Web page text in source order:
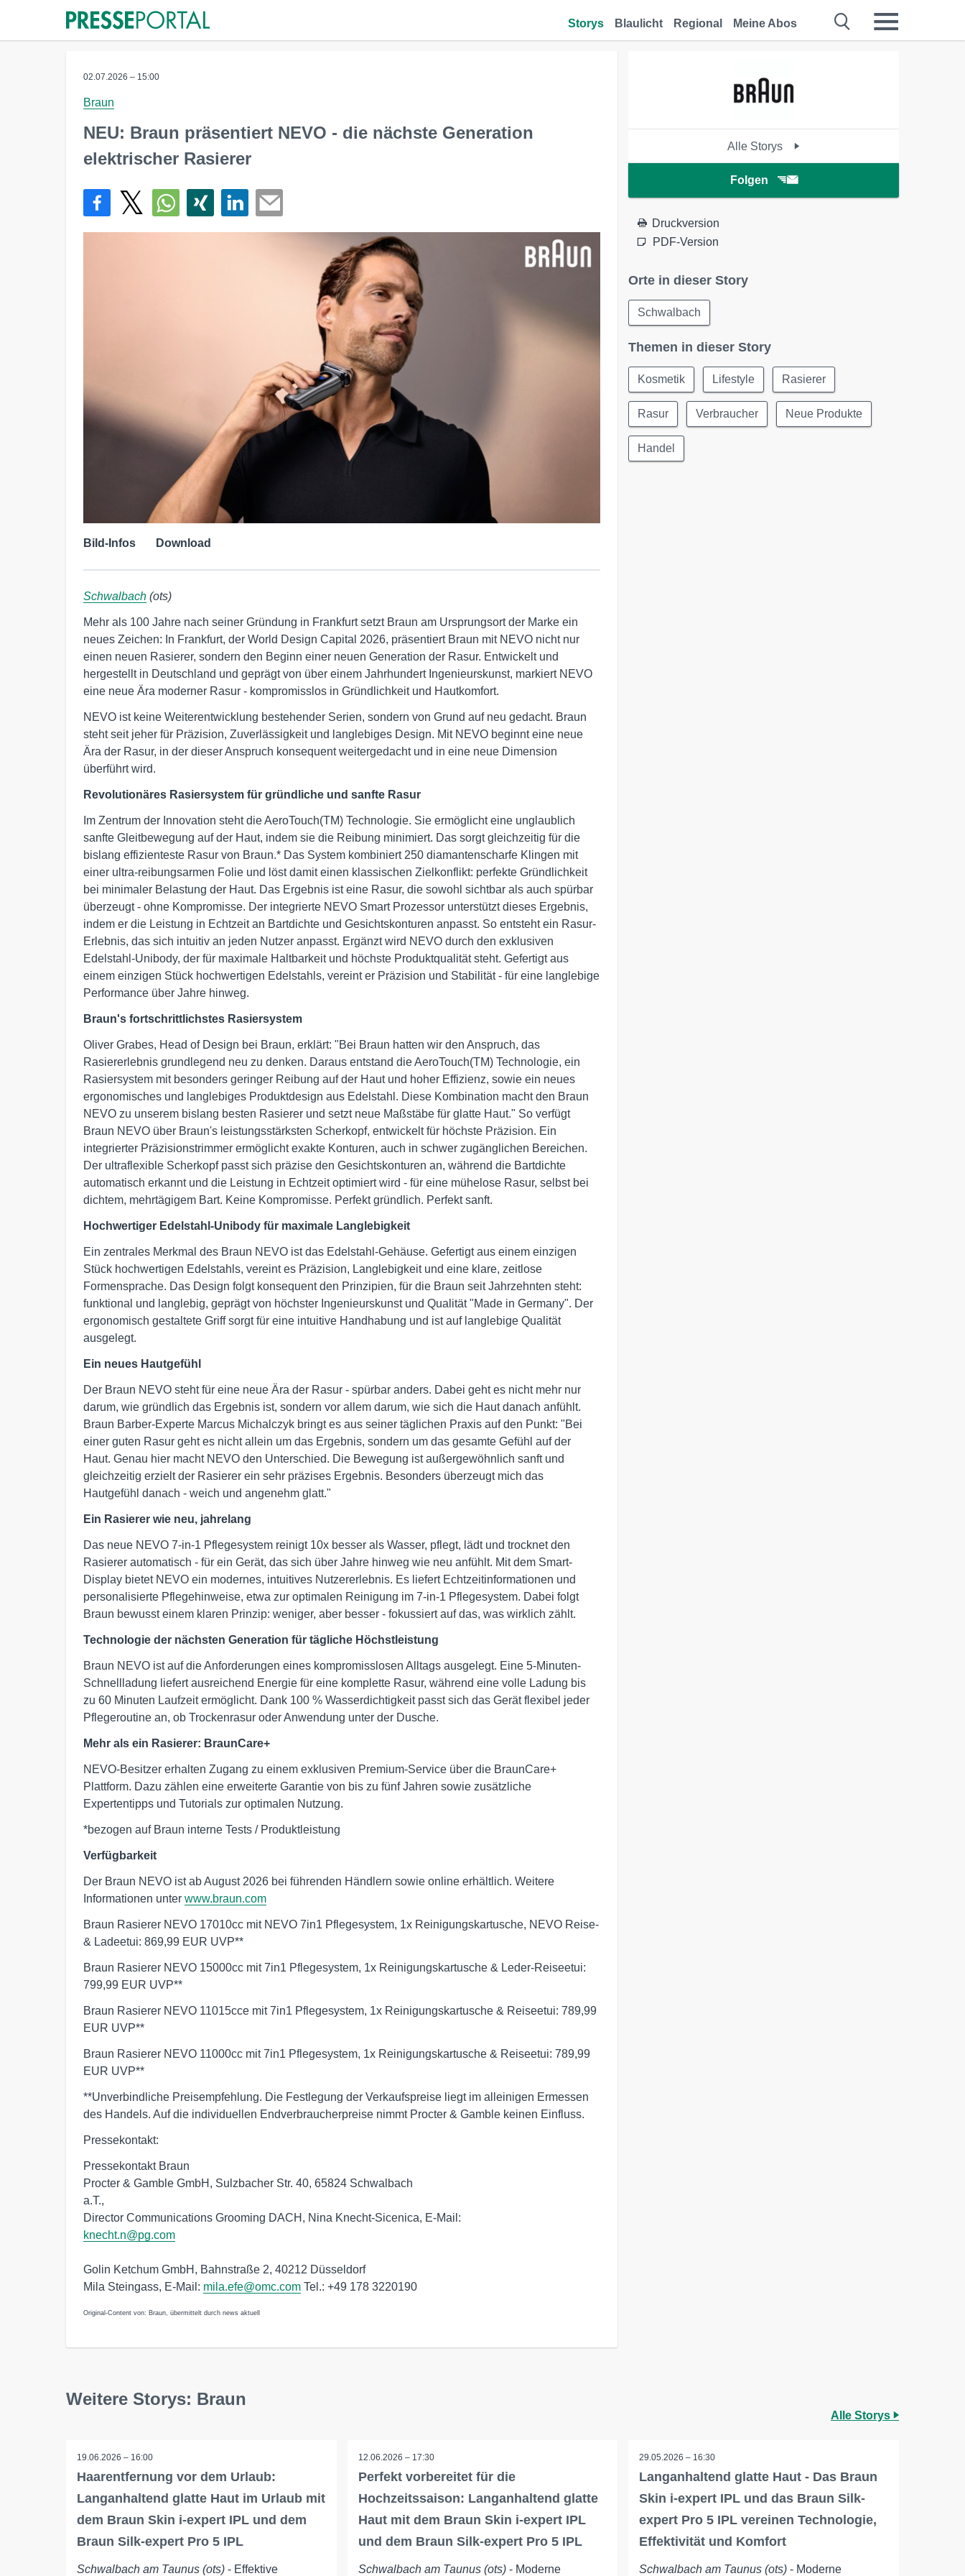
Storys Blaulicht Regional Meine Abos
02.07.2026 – 15:00
Braun
NEU: Braun präsentiert NEVO - die nächste Generation
elektrischer Rasierer
Bild-Infos Download
Schwalbach (ots)
Mehr als 100 Jahre nach seiner Gründung in Frankfurt setzt Braun am Ursprungsort der Marke ein
neues Zeichen: In Frankfurt, der World Design Capital 2026, präsentiert Braun mit NEVO nicht nur
einen neuen Rasierer, sondern den Beginn einer neuen Generation der Rasur. Entwickelt und
hergestellt in Deutschland und geprägt von über einem Jahrhundert Ingenieurskunst, markiert NEVO
eine neue Ära moderner Rasur - kompromisslos in Gründlichkeit und Hautkomfort.
NEVO ist keine Weiterentwicklung bestehender Serien, sondern von Grund auf neu gedacht. Braun
steht seit jeher für Präzision, Zuverlässigkeit und langlebiges Design. Mit NEVO beginnt eine neue
Ära der Rasur, in der dieser Anspruch konsequent weitergedacht und in eine neue Dimension
überführt wird.
Revolutionäres Rasiersystem für gründliche und sanfte Rasur
Im Zentrum der Innovation steht die AeroTouch(TM) Technologie. Sie ermöglicht eine unglaublich
sanfte Gleitbewegung auf der Haut, indem sie die Reibung minimiert. Das sorgt gleichzeitig für die
bislang effizienteste Rasur von Braun.* Das System kombiniert 250 diamantenscharfe Klingen mit
einer ultra-reibungsarmen Folie und löst damit einen klassischen Zielkonflikt: perfekte Gründlichkeit
bei minimaler Belastung der Haut. Das Ergebnis ist eine Rasur, die sowohl sichtbar als auch spürbar
überzeugt - ohne Kompromisse. Der integrierte NEVO Smart Prozessor unterstützt dieses Ergebnis,
indem er die Leistung in Echtzeit an Bartdichte und Gesichtskonturen anpasst. So entsteht ein Rasur-
Erlebnis, das sich intuitiv an jeden Nutzer anpasst. Ergänzt wird NEVO durch den exklusiven
Edelstahl-Unibody, der für maximale Haltbarkeit und höchste Produktqualität steht. Gefertigt aus
einem einzigen Stück hochwertigen Edelstahls, vereint er Präzision und Stabilität - für eine langlebige
Performance über Jahre hinweg.
Braun's fortschrittlichstes Rasiersystem
Oliver Grabes, Head of Design bei Braun, erklärt: "Bei Braun hatten wir den Anspruch, das
Rasiererlebnis grundlegend neu zu denken. Daraus entstand die AeroTouch(TM) Technologie, ein
Rasiersystem mit besonders geringer Reibung auf der Haut und hoher Effizienz, sowie ein neues
ergonomisches und langlebiges Produktdesign aus Edelstahl. Diese Kombination macht den Braun
NEVO zu unserem bislang besten Rasierer und setzt neue Maßstäbe für glatte Haut." So verfügt
Braun NEVO über Braun's leistungsstärksten Scherkopf, entwickelt für höchste Präzision. Ein
integrierter Präzisionstrimmer ermöglicht exakte Konturen, auch in schwer zugänglichen Bereichen.
Der ultraflexible Scherkopf passt sich präzise den Gesichtskonturen an, während die Bartdichte
automatisch erkannt und die Leistung in Echtzeit optimiert wird - für eine mühelose Rasur, selbst bei
dichtem, mehrtägigem Bart. Keine Kompromisse. Perfekt gründlich. Perfekt sanft.
Hochwertiger Edelstahl-Unibody für maximale Langlebigkeit
Ein zentrales Merkmal des Braun NEVO ist das Edelstahl-Gehäuse. Gefertigt aus einem einzigen
Stück hochwertigen Edelstahls, vereint es Präzision, Langlebigkeit und eine klare, zeitlose
Formensprache. Das Design folgt konsequent den Prinzipien, für die Braun seit Jahrzehnten steht:
funktional und langlebig, geprägt von höchster Ingenieurskunst und Qualität "Made in Germany". Der
ergonomisch gestaltete Griff sorgt für eine intuitive Handhabung und ist auf langlebige Qualität
ausgelegt.
Ein neues Hautgefühl
Der Braun NEVO steht für eine neue Ära der Rasur - spürbar anders. Dabei geht es nicht mehr nur
darum, wie gründlich das Ergebnis ist, sondern vor allem darum, wie sich die Haut danach anfühlt.
Braun Barber-Experte Marcus Michalczyk bringt es aus seiner täglichen Praxis auf den Punkt: "Bei
einer guten Rasur geht es nicht allein um das Ergebnis, sondern um das gesamte Gefühl auf der
Haut. Genau hier macht NEVO den Unterschied. Die Bewegung ist außergewöhnlich sanft und
gleichzeitig erzielt der Rasierer ein sehr präzises Ergebnis. Besonders überzeugt mich das
Hautgefühl danach - weich und angenehm glatt."
Ein Rasierer wie neu, jahrelang
Das neue NEVO 7-in-1 Pflegesystem reinigt 10x besser als Wasser, pflegt, lädt und trocknet den
Rasierer automatisch - für ein Gerät, das sich über Jahre hinweg wie neu anfühlt. Mit dem Smart-
Display bietet NEVO ein modernes, intuitives Nutzererlebnis. Es liefert Echtzeitinformationen und
personalisierte Pflegehinweise, etwa zur optimalen Reinigung im 7-in-1 Pflegesystem. Dabei folgt
Braun bewusst einem klaren Prinzip: weniger, aber besser - fokussiert auf das, was wirklich zählt.
Technologie der nächsten Generation für tägliche Höchstleistung
Braun NEVO ist auf die Anforderungen eines kompromisslosen Alltags ausgelegt. Eine 5-Minuten-
Schnellladung liefert ausreichend Energie für eine komplette Rasur, während eine volle Ladung bis
zu 60 Minuten Laufzeit ermöglicht. Dank 100 % Wasserdichtigkeit passt sich das Gerät flexibel jeder
Pflegeroutine an, ob Trockenrasur oder Anwendung unter der Dusche.
Mehr als ein Rasierer: BraunCare+
NEVO-Besitzer erhalten Zugang zu einem exklusiven Premium-Service über die BraunCare+
Plattform. Dazu zählen eine erweiterte Garantie von bis zu fünf Jahren sowie zusätzliche
Expertentipps und Tutorials zur optimalen Nutzung.
*bezogen auf Braun interne Tests / Produktleistung
Verfügbarkeit
Der Braun NEVO ist ab August 2026 bei führenden Händlern sowie online erhältlich. Weitere
Informationen unter www.braun.com
Braun Rasierer NEVO 17010cc mit NEVO 7in1 Pflegesystem, 1x Reinigungskartusche, NEVO Reise-
& Ladeetui: 869,99 EUR UVP**
Braun Rasierer NEVO 15000cc mit 7in1 Pflegesystem, 1x Reinigungskartusche & Leder-Reiseetui:
799,99 EUR UVP**
Braun Rasierer NEVO 11015cce mit 7in1 Pflegesystem, 1x Reinigungskartusche & Reiseetui: 789,99
EUR UVP**
Braun Rasierer NEVO 11000cc mit 7in1 Pflegesystem, 1x Reinigungskartusche & Reiseetui: 789,99
EUR UVP**
**Unverbindliche Preisempfehlung. Die Festlegung der Verkaufspreise liegt im alleinigen Ermessen
des Handels. Auf die individuellen Endverbraucherpreise nimmt Procter & Gamble keinen Einfluss.
Pressekontakt:
Pressekontakt Braun
Procter & Gamble GmbH, Sulzbacher Str. 40, 65824 Schwalbach
a.T.,
Director Communications Grooming DACH, Nina Knecht-Sicenica, E-Mail:
knecht.n@pg.com
Golin Ketchum GmbH, Bahnstraße 2, 40212 Düsseldorf
Mila Steingass, E-Mail: mila.efe@omc.com Tel.: +49 178 3220190
Original-Content von: Braun, übermittelt durch news aktuell
Alle Storys
Folgen
Druckversion
PDF-Version
Orte in dieser Story
Schwalbach
Themen in dieser Story
Kosmetik Lifestyle Rasierer
Rasur Verbraucher Neue Produkte
Handel
Weitere Storys: Braun
Alle Storys
19.06.2026 – 16:00
Haarentfernung vor dem Urlaub:
Langanhaltend glatte Haut im Urlaub mit
dem Braun Skin i-expert IPL und dem
Braun Silk-expert Pro 5 IPL
Schwalbach am Taunus (ots) - Effektive
12.06.2026 – 17:30
Perfekt vorbereitet für die
Hochzeitssaison: Langanhaltend glatte
Haut mit dem Braun Skin i-expert IPL
und dem Braun Silk-expert Pro 5 IPL
Schwalbach am Taunus (ots)- Moderne
29.05.2026 – 16:30
Langanhaltend glatte Haut - Das Braun
Skin i-expert IPL und das Braun Silk-
expert Pro 5 IPL vereinen Technologie,
Effektivität und Komfort
Schwalbach am Taunus (ots) - Moderne